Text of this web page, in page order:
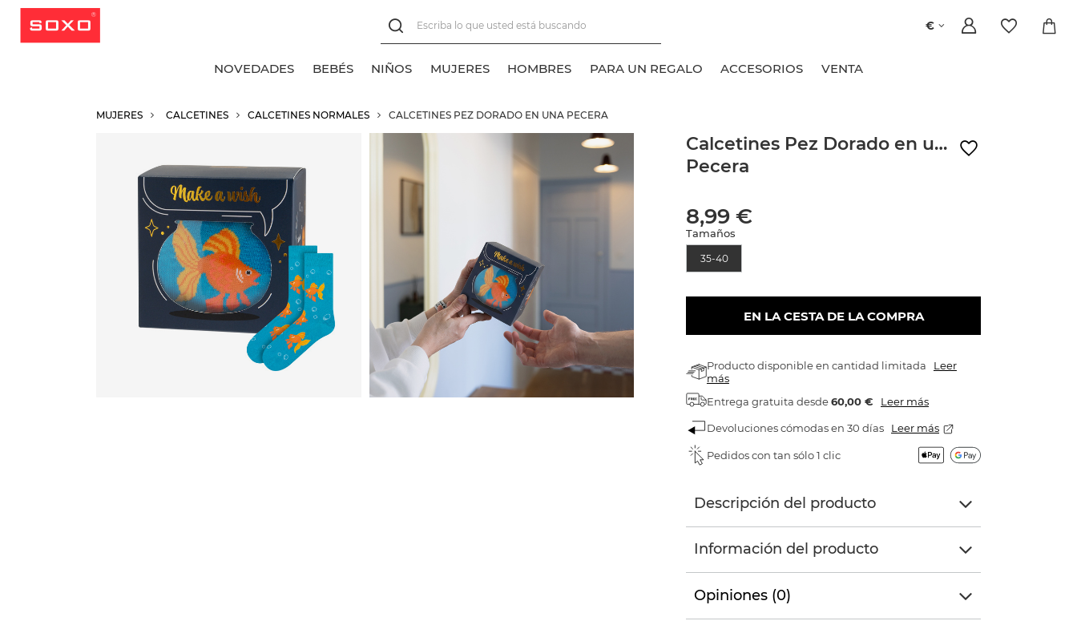
€
NOVEDADES BEBÉS
Ver todos
Clasico
NIÑOS
Ver todos
Clasico
MUJERES
Ver todos
Calcetines tobilleros
Calcetines invisibles
HOMBRES
Ver todos
Calcetines normales
Calcetines invisibles
Calcetines sneakers
PARA UN REGALO ACCESORIOS VENTA
MUJERES CALCETINES CALCETINES NORMALES CALCETINES PEZ DORADO EN UNA PECERA
Calcetines Pez Dorado en una
Pecera
8,99 €
Tamaños
35-40
EN LA CESTA DE LA COMPRA
Producto disponible en cantidad limitada
Leer
más
Entrega gratuita desde60,00 € Leer más
Devoluciones cómodas en 30 días Leer más
Pedidos con tan sólo 1 clic
Descripción del producto
Información del producto
Opiniones (0)